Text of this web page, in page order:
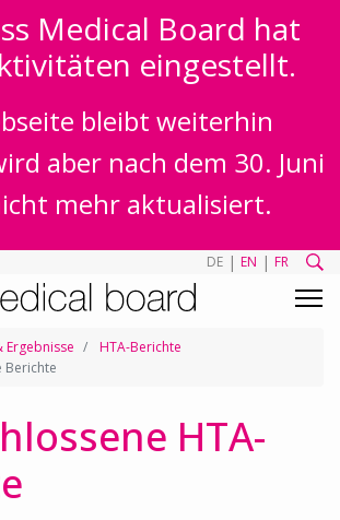
Medical Board hat
eingestellt.
bleibt weiterhin
aber nach dem 30. Juni
mehr aktualisiert.
DE | EN | FR
Ergebnisse
HTA-Berichte
Berichte
HTA-